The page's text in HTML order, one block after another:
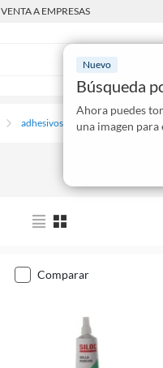
VENTA A EMPRESAS
Nuevo
Búsqueda
Ahora puedes
una imagen
adhesivos y lubricantes
comparar